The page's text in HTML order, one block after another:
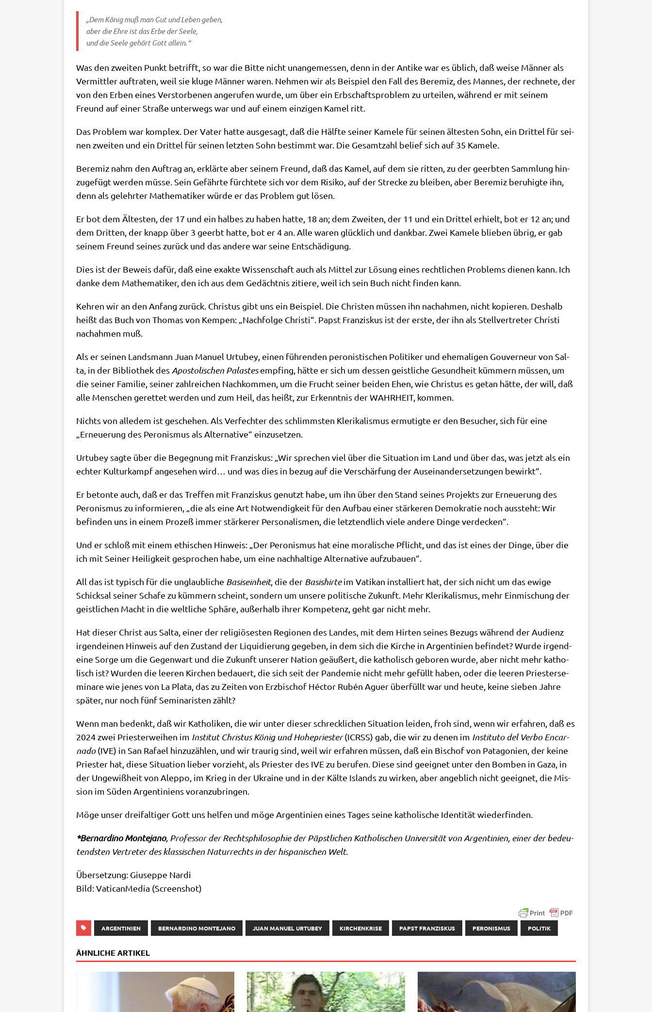
„Dem König muß man Gut und Leben geben,
aber die Ehre ist das Erbe der See­le,
und die See­le gehört Gott allein.“
Was den zwei­ten Punkt betrifft, so war die Bit­te nicht unan­ge­mes­sen, denn in der Anti­ke war es üblich, daß wei­se Män­ner als
Ver­mitt­ler auf­tra­ten, weil sie klu­ge Män­ner waren. Neh­men wir als Bei­spiel den Fall des Ber­emiz, des Man­nes, der rech­ne­te, der
von den Erben eines Ver­stor­be­nen ange­ru­fen wur­de, um über ein Erb­schafts­pro­blem zu urtei­len, wäh­rend er mit sei­nem
Freund auf einer Stra­ße unter­wegs war und auf einem ein­zi­gen Kamel ritt.
Das Pro­blem war kom­plex. Der Vater hat­te aus­ge­sagt, daß die Hälf­te sei­ner Kame­le für sei­nen älte­sten Sohn, ein Drit­tel für sei­
nen zwei­ten und ein Drit­tel für sei­nen letz­ten Sohn bestimmt war. Die Gesamt­zahl belief sich auf 35 Kamele.
Ber­emiz nahm den Auf­trag an, erklär­te aber sei­nem Freund, daß das Kamel, auf dem sie rit­ten, zu der geerb­ten Samm­lung hin­
zu­ge­fügt wer­den müs­se. Sein Gefähr­te fürch­te­te sich vor dem Risi­ko, auf der Strecke zu blei­ben, aber Ber­emiz beru­hig­te ihn,
denn als gelehr­ter Mathe­ma­ti­ker wür­de er das Pro­blem gut lösen.
Er bot dem Älte­sten, der 17 und ein hal­bes zu haben hat­te, 18 an; dem Zwei­ten, der 11 und ein Drit­tel erhielt, bot er 12 an; und
dem Drit­ten, der knapp über 3 geerbt hat­te, bot er 4 an. Alle waren glück­lich und dank­bar. Zwei Kame­le blie­ben übrig, er gab
sei­nem Freund sei­nes zurück und das ande­re war sei­ne Entschädigung.
Dies ist der Beweis dafür, daß eine exak­te Wis­sen­schaft auch als Mit­tel zur Lösung eines recht­li­chen Pro­blems die­nen kann. Ich
dan­ke dem Mathe­ma­ti­ker, den ich aus dem Gedächt­nis zitie­re, weil ich sein Buch nicht fin­den kann.
Keh­ren wir an den Anfang zurück. Chri­stus gibt uns ein Bei­spiel. Die Chri­sten müs­sen ihn nach­ah­men, nicht kopie­ren. Des­halb
heißt das Buch von Tho­mas von Kem­pen: „Nach­fol­ge Chri­sti“. Papst Fran­zis­kus ist der erste, der ihn als Stell­ver­tre­ter Chri­sti
nach­ah­men muß.
Als er sei­nen Lands­mann Juan Manu­el Urtu­bey, einen füh­ren­den pero­ni­sti­schen Poli­ti­ker und ehe­ma­li­gen Gou­ver­neur von Sal­
ta, in der Biblio­thek des Apo­sto­li­schen Pala­stesemp­fing, hät­te er sich um des­sen geist­li­che Gesund­heit küm­mern müs­sen, um
die sei­ner Fami­lie, sei­ner zahl­rei­chen Nach­kom­men, um die Frucht sei­ner bei­den Ehen, wie Chri­stus es getan hät­te, der will, daß
alle Men­schen geret­tet wer­den und zum Heil, das heißt, zur Erkennt­nis der WAHRHEIT, kommen.
Nichts von alle­dem ist gesche­hen. Als Ver­fech­ter des schlimm­sten Kle­ri­ka­lis­mus ermu­tig­te er den Besu­cher, sich für eine
„Erneue­rung des Pero­nis­mus als Alter­na­ti­ve“ einzusetzen.
Urtu­bey sag­te über die Begeg­nung mit Fran­zis­kus: „Wir spre­chen viel über die Situa­ti­on im Land und über das, was jetzt als ein
ech­ter Kul­tur­kampf ange­se­hen wird… und was dies in bezug auf die Ver­schär­fung der Aus­ein­an­der­set­zun­gen bewirkt“.
Er beton­te auch, daß er das Tref­fen mit Fran­zis­kus genutzt habe, um ihn über den Stand sei­nes Pro­jekts zur Erneue­rung des
Pero­nis­mus zu infor­mie­ren, „die als eine Art Not­wen­dig­keit für den Auf­bau einer stär­ke­ren Demo­kra­tie noch aus­steht: Wir
befin­den uns in einem Pro­zeß immer stär­ke­rer Per­so­na­lis­men, die letzt­end­lich vie­le ande­re Din­ge verdecken“.
Und er schloß mit einem ethi­schen Hin­weis: „Der Pero­nis­mus hat eine mora­li­sche Pflicht, und das ist eines der Din­ge, über die
ich mit Sei­ner Hei­lig­keit gespro­chen habe, um eine nach­hal­ti­ge Alter­na­ti­ve aufzubauen“.
All das ist typisch für die unglaub­li­che Basis­ein­heit, die der Basi­shir­teim Vati­kan instal­liert hat, der sich nicht um das ewi­ge
Schick­sal sei­ner Scha­fe zu küm­mern scheint, son­dern um unse­re poli­ti­sche Zukunft. Mehr Kle­ri­ka­lis­mus, mehr Ein­mi­schung der
geist­li­chen Macht in die welt­li­che Sphä­re, außer­halb ihrer Kom­pe­tenz, geht gar nicht mehr.
Hat die­ser Christ aus Sal­ta, einer der reli­giö­se­sten Regio­nen des Lan­des, mit dem Hir­ten sei­nes Bezugs wäh­rend der Audi­enz
irgend­ei­nen Hin­weis auf den Zustand der Liqui­die­rung gege­ben, in dem sich die Kir­che in Argen­ti­ni­en befin­det? Wur­de irgend­
ei­ne Sor­ge um die Gegen­wart und die Zukunft unse­rer Nati­on geäu­ßert, die katho­lisch gebo­ren wur­de, aber nicht mehr katho­
lisch ist? Wur­den die lee­ren Kir­chen bedau­ert, die sich seit der Pan­de­mie nicht mehr gefüllt haben, oder die lee­ren Prie­ster­se­
mi­na­re wie jenes von La Pla­ta, das zu Zei­ten von Erz­bi­schof Héc­tor Rubén Aguer über­füllt war und heu­te, kei­ne sie­ben Jah­re
spä­ter, nur noch fünf Semi­na­ri­sten zählt?
Wenn man bedenkt, daß wir Katho­li­ken, die wir unter die­ser schreck­li­chen Situa­ti­on lei­den, froh sind, wenn wir erfah­ren, daß es
2024 zwei Prie­ster­wei­hen im Insti­tut Chri­stus König und Hohe­prie­ster(ICRSS) gab, die wir zu denen im Insti­tu­to del Ver­bo Encar­
na­do(IVE) in San Rafa­el hin­zu­zäh­len, und wir trau­rig sind, weil wir erfah­ren müs­sen, daß ein Bischof von Pata­go­ni­en, der kei­ne
Prie­ster hat, die­se Situa­ti­on lie­ber vor­zieht, als Prie­ster des IVE zu beru­fen. Die­se sind geeig­net unter den Bom­ben in Gaza, in
der Unge­wiß­heit von Alep­po, im Krieg in der Ukrai­ne und in der Käl­te Islands zu wir­ken, aber angeb­lich nicht geeig­net, die Mis­
si­on im Süden Argen­ti­ni­ens voranzubringen.
Möge unser drei­fal­ti­ger Gott uns hel­fen und möge Argen­ti­ni­en eines Tages sei­ne katho­li­sche Iden­ti­tät wiederfinden.
*Ber­nar­di­no Mon­te­ja­no, Pro­fes­sor der Rechts­phi­lo­so­phie der Päpst­li­chen Katho­li­schen Uni­ver­si­tät von Argen­ti­ni­en, einer der bedeu­
tend­sten Ver­tre­ter des klas­si­schen Natur­rechts in der his­pa­ni­schen Welt.
Über­set­zung: Giu­sep­pe Nar­di
Bild: Vati­can­Me­dia (Screen­shot)
ARGENTINIEN BERNARDINO MONTEJANO JUAN MANUEL URTUBEY KIRCHENKRISE PAPST FRANZISKUS PERONISMUS POLITIK
ÄHNLICHE ARTIKEL